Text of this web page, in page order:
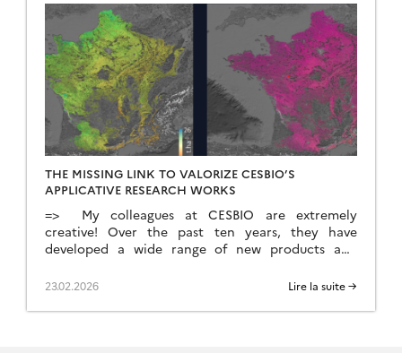
THE MISSING LINK TO VALORIZE CESBIO’S
APPLICATIVE RESEARCH WORKS
=> My colleagues at CESBIO are extremely
creative! Over the past ten years, they have
developed a wide range of new products and
Copernicus data. They don’t just develop and
their work until they have produced data for the
23.02.2026 Lire la suite →